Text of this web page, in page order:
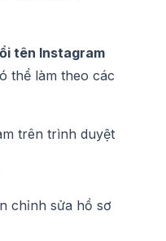
tên Instagram
thể làm theo các
trên trình duyệt
chỉnh sửa hồ sơ